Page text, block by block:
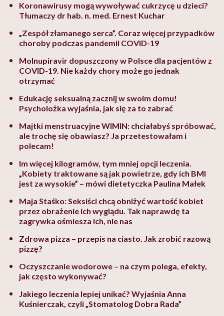
Koronawirusy mogą wywoływać cukrzycę u dzieci?
Tłumaczy dr hab. n. med. Ernest Kuchar
„Zespół złamanego serca”. Coraz więcej przypadków
choroby podczas pandemii COVID-19
Molnupiravir dopuszczony w Polsce dla pacjentów z
COVID-19. Nie każdy chory może go jednak
otrzymać
Edukację seksualną zacznij w swoim domu!
Psycholożka wyjaśnia, jak się za to zabrać
Majtki menstruacyjne WIMIN: chciałabyś spróbować,
ale trochę się obawiasz? Ja przetestowałam i
polecam!
Im więcej kilogramów, tym mniej opcji leczenia.
„Kobiety traktowane są jak powietrze, gdy ich BMI
jest za wysokie” – mówi dietetyczka Paulina Małek
Maja Staśko: Seksiści chcą obniżyć wartość kobiet
przez obrażenie ich wyglądu. Tak naprawdę ta
zagrywka ośmiesza ich, nie nas
Zdrowa pizza – przepis na ciasto. Jak zrobić razową
pizzę?
Oczyszczanie wodorowe – na czym polega, efekty,
jak często wykonywać?
Jakiego leczenia lepiej unikać? Wyjaśnia Anna
Kuśnierczak, czyli „Stomatolog Dobra Rada”